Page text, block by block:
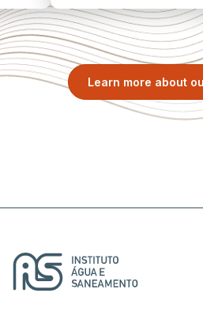
Learn more about